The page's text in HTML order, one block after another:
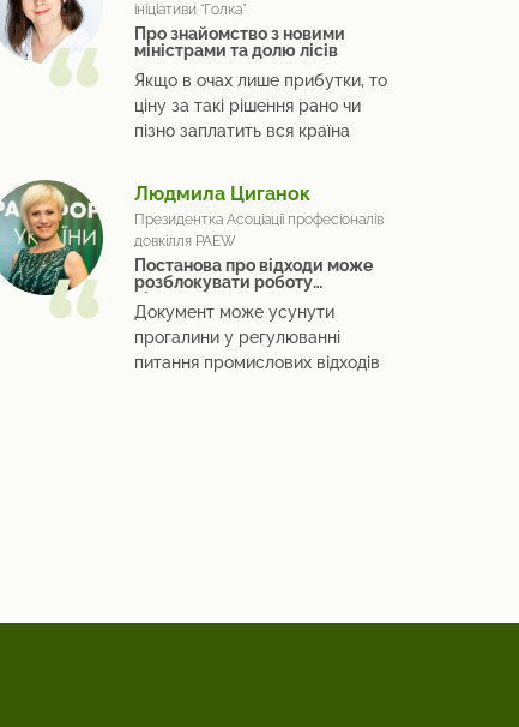
ініціативи “Голка”
Про знайомство з новими
міністрами та долю лісів
Якщо в очах лише прибутки, то
ціну за такі рішення рано чи
пізно заплатить вся країна
Людмила Циганок
Президентка Асоціації професіоналів
довкілля PAEW
Постанова про відходи може
розблокувати роботу
підприємств
Документ може усунути
прогалини у регулюванні
питання промислових відходів